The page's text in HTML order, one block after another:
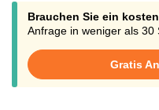
hochwertigen Materialien
Kinderspiel und verschenken
beliebt ist.
Brauchen Sie ein
Anfrage in weniger als 30
Gratis